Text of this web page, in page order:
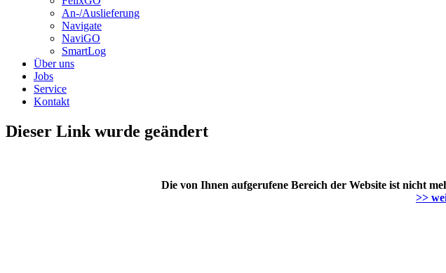
An-/Auslieferung
Navigate
NaviGO
SmartLog
Über uns
Jobs
Service
Kontakt
Dieser Link wurde geändert
Die von Ihnen aufgerufene Bereich der Website ist nicht
>>